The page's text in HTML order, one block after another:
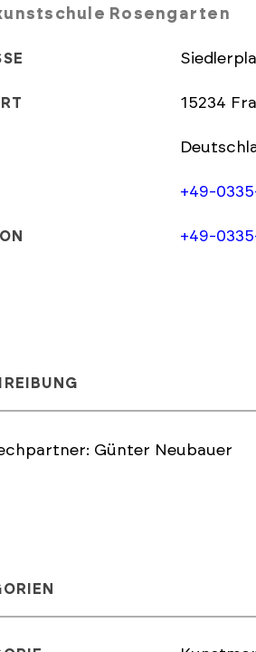
Rosengarten
+49-
+49-
Günter Neubauer